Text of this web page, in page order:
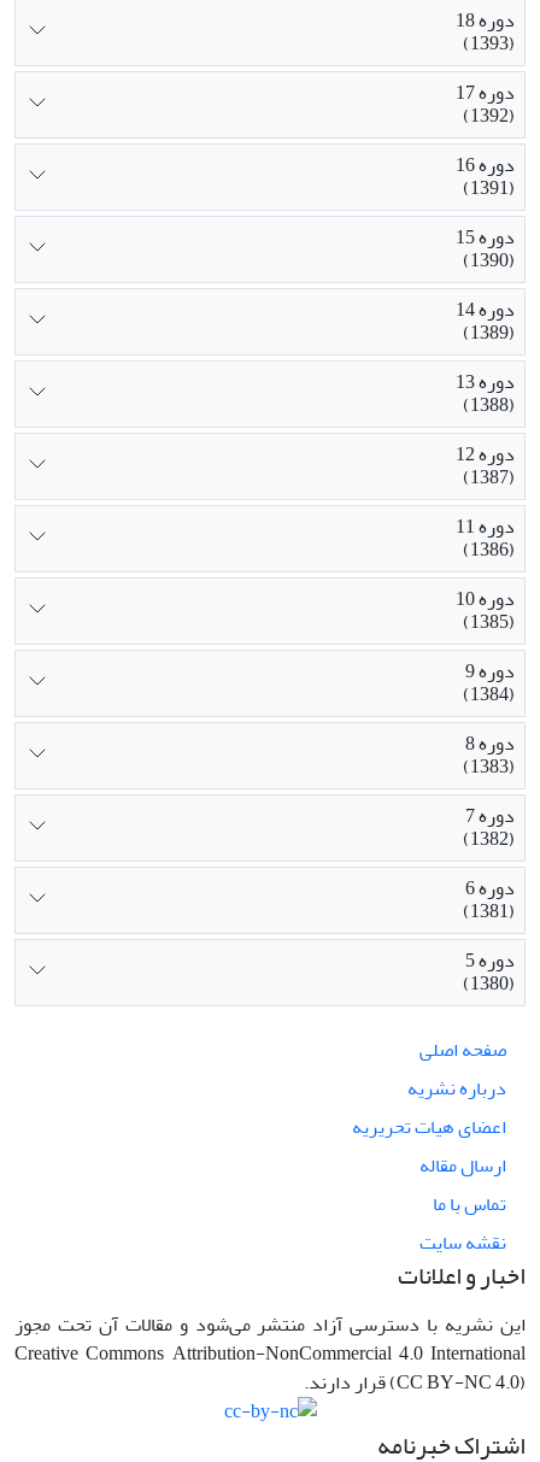
دوره 18
(1393)
دوره 17
(1392)
دوره 16
(1391)
دوره 15
(1390)
دوره 14
(1389)
دوره 13
(1388)
دوره 12
(1387)
دوره 11
(1386)
دوره 10
(1385)
دوره 9
(1384)
دوره 8
(1383)
دوره 7
(1382)
دوره 6
(1381)
دوره 5
(1380)
صفحه اصلی
درباره نشریه
اعضای هیات تحریریه
ارسال مقاله
تماس با ما
نقشه سایت
اخبار و اعلانات
این نشریه با دسترسی آزاد منتشر می‌شود و مقالات آن تحت مجوز
Creative Commons Attribution-NonCommercial 4.0 International
(CC BY-NC 4.0) قرار دارند.
اشتراک خبرنامه